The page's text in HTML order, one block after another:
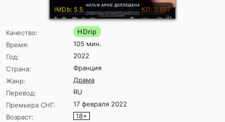
IMDb: 5.5 КП: 5.697
Качество:
HDrip
Время:
105 мин.
Год:
2022
Страна:
Франция
Жанр:
Драма
Перевод:
RU
Премьера СНГ:
17 февраля 2022
Возраст:
18+